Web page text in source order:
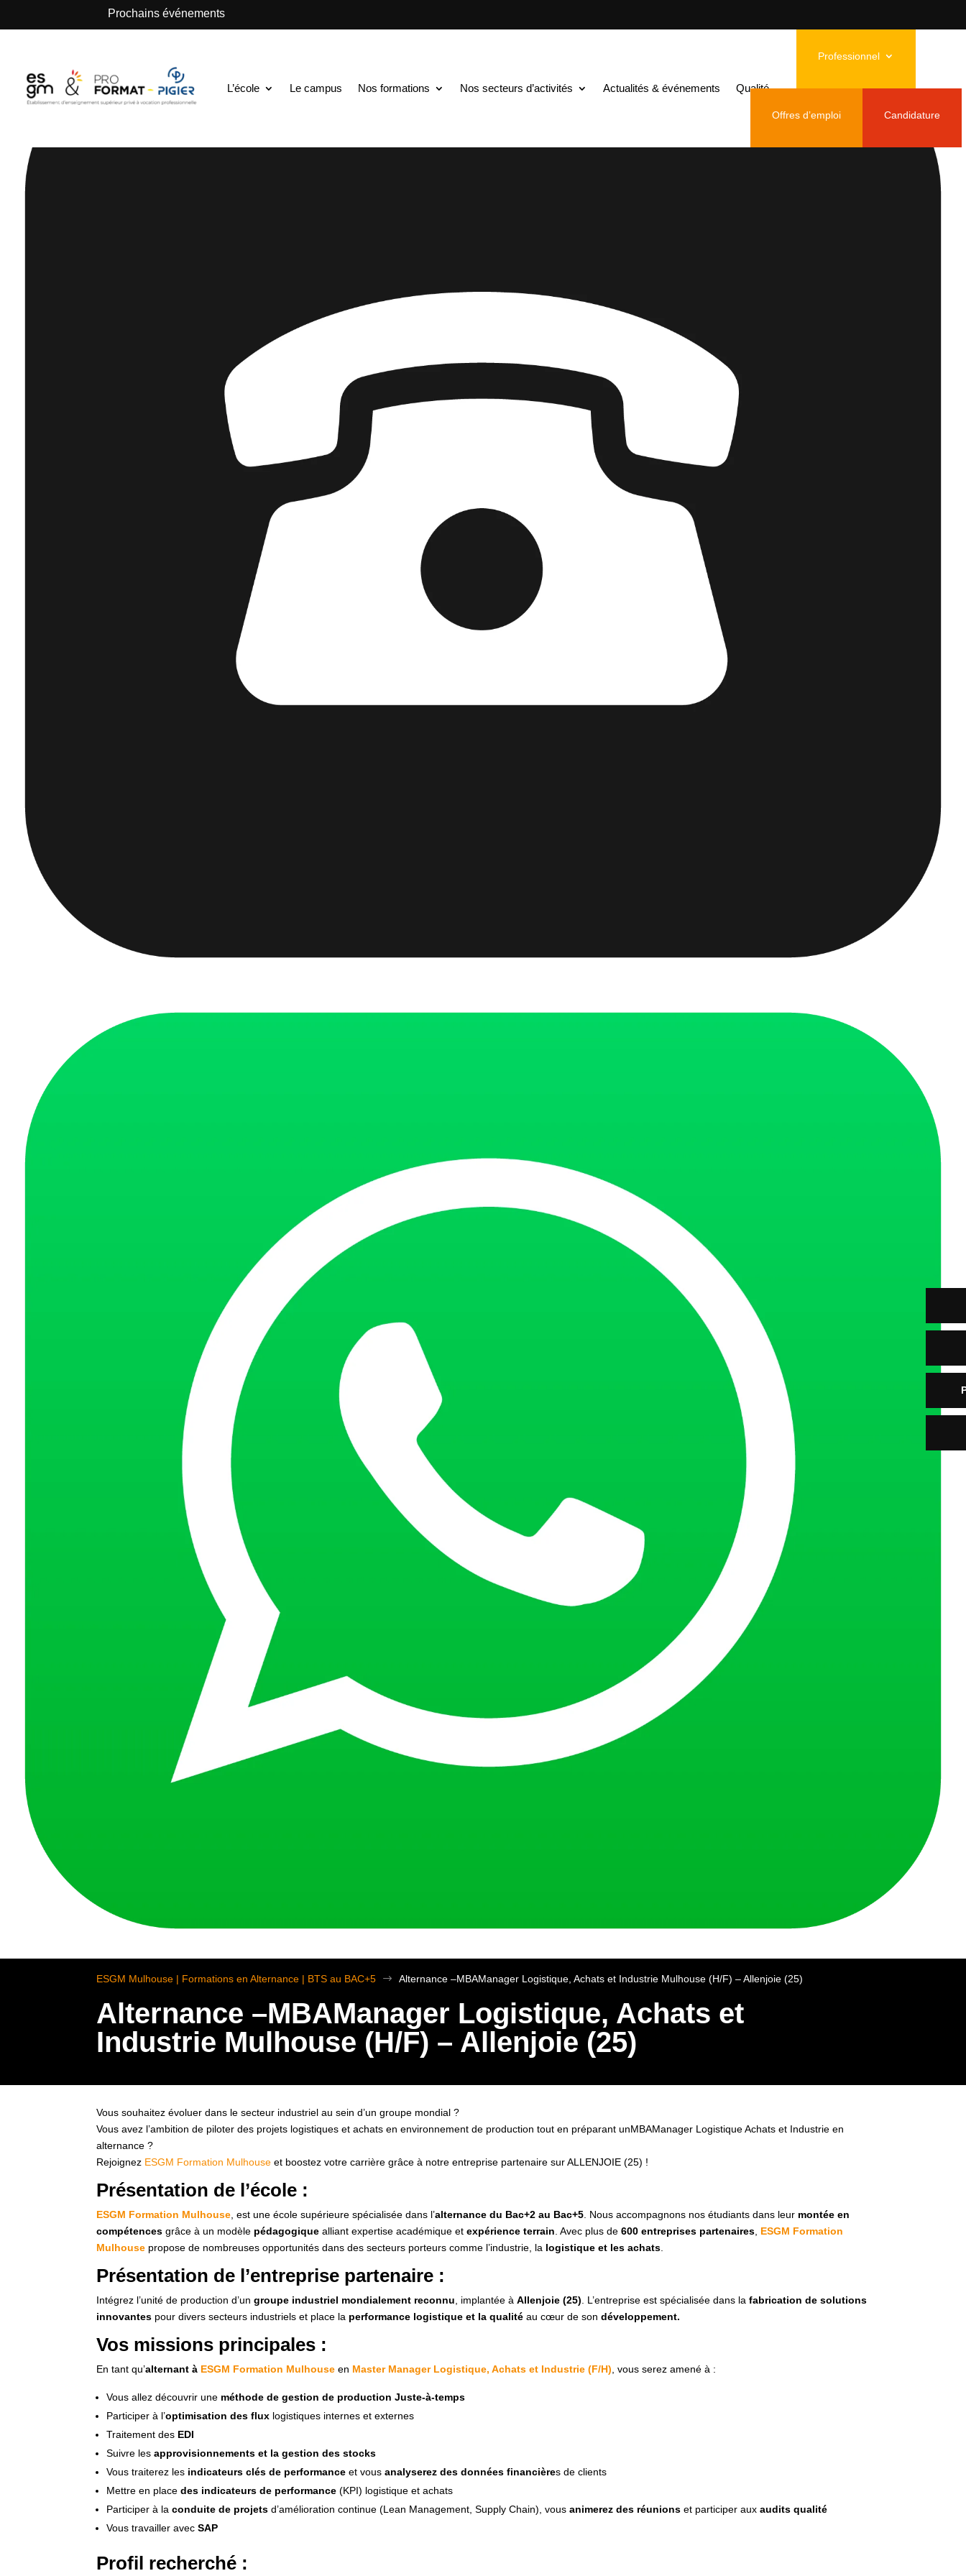
Prochains événements
L’école Le campus Nos formations Nos secteurs d’activités Actualités & événements Qualité
Professionnel
Offres d’emploi Candidature
ESGM Mulhouse | Formations en Alternance | BTS au BAC+5 $ Alternance –MBAManager Logistique, Achats et Industrie Mulhouse (H/F) – Allenjoie (25)
Alternance –MBAManager Logistique, Achats et
Industrie Mulhouse (H/F) – Allenjoie (25)
Vous souhaitez évoluer dans le secteur industriel au sein d’un groupe mondial ?
Vous avez l’ambition de piloter des projets logistiques et achats en environnement de production tout en préparant unMBAManager Logistique Achats et Industrie en
alternance ?
Rejoignez ESGM Formation Mulhouse et boostez votre carrière grâce à notre entreprise partenaire sur ALLENJOIE (25) !
Présentation de l’école :
ESGM Formation Mulhouse , est une école supérieure spécialisée dans l’alternance du Bac+2 au Bac+5 . Nous accompagnons nos étudiants dans leur montée en
compétences grâce à un modèle pédagogique alliant expertise académique etexpérience terrain . Avec plus de600 entreprises partenaires ESGM Formation
Mulhouse propose de nombreuses opportunités dans des secteurs porteurs comme l’industrie, la logistique et les achats
Présentation de l’entreprise partenaire :
Intégrez l’unité de production d’ungroupe industriel mondialement reconnu , implantée àAllenjoie (25) . L’entreprise est spécialisée dans lafabrication de solutions
innovantes pour divers secteurs industriels et place la performance logistique et la qualité au cœur de sondéveloppement.
Vos missions principales :
En tant qu’alternant à ESGM Formation Mulhouse en Master Manager Logistique, Achats et Industrie (F/H) , vous serez amené à :
Vous allez découvrir une méthode de gestion de production Juste-à-temps
Participer à l’optimisation des flux logistiques internes et externes
Traitement des EDI
Suivre lesapprovisionnements et la gestion des stocks
Vous traiterez les indicateurs clés de performance et vousanalyserez des données financières de clients
Mettre en placedes indicateurs de performance (KPI) logistique et achats
Participer à laconduite de projetsd’amélioration continue (Lean Management, Supply Chain), vousanimerez des réunions et participer auxaudits qualité
Vous travailler avecSAP
Profil recherché :